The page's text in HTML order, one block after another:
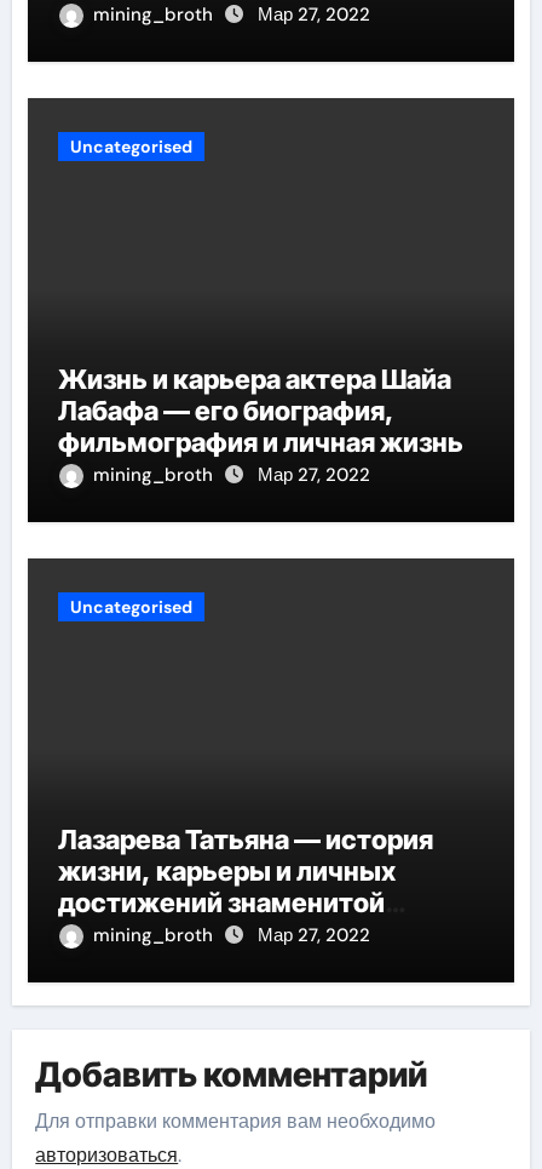
mining_broth Мар 27, 2022
Uncategorised
Жизнь и карьера актера Шайа
Лабафа — его биография,
фильмография и личная жизнь
mining_broth Мар 27, 2022
Uncategorised
Лазарева Татьяна — история
жизни, карьеры и личных
достижений знаменитой
актрисы, восходящей на олимп
mining_broth Мар 27, 2022
Добавить комментарий
Для отправки комментария вам необходимо
авторизоваться.